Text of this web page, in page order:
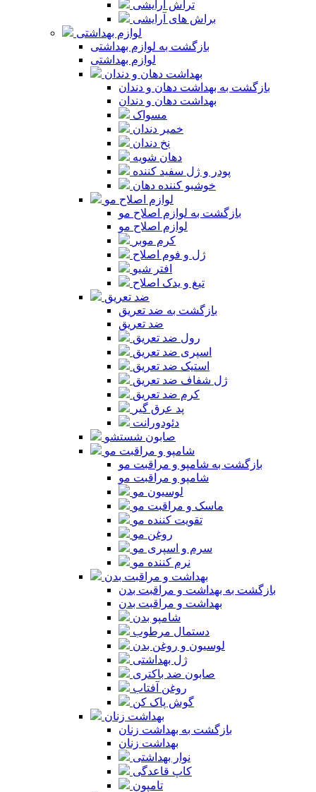
تراش آرایشی
براش های آرایشی
لوازم بهداشتی
بازگشت به لوازم بهداشتی
لوازم بهداشتی
بهداشت دهان و دندان
بازگشت به بهداشت دهان و دندان
بهداشت دهان و دندان
مسواک
خمیر دندان
نخ دندان
دهان شویه
پودر و ژل سفید کننده
خوشبو کننده دهان
لوازم اصلاح مو
بازگشت به لوازم اصلاح مو
لوازم اصلاح مو
کرم موبر
ژل و فوم اصلاح
افتر شیو
تیغ و یدک اصلاح
ضد تعریق
بازگشت به ضد تعریق
ضد تعریق
رول ضد تعریق
اسپری ضد تعریق
استیک ضد تعریق
ژل شفاف ضد تعریق
کرم ضد تعریق
پد عرق گیر
دئودورانت
صابون شستشو
شامپو و مراقبت مو
بازگشت به شامپو و مراقبت مو
شامپو و مراقبت مو
لوسیون مو
ماسک و مراقبت مو
تقویت کننده مو
روغن مو
سرم و اسپری مو
نرم کننده مو
بهداشت و مراقبت بدن
بازگشت به بهداشت و مراقبت بدن
بهداشت و مراقبت بدن
شامپو بدن
دستمال مرطوب
لوسیون و روغن بدن
ژل بهداشتی
صابون ضد باکتری
روغن آفتاب
گوش پاک کن
بهداشت زنان
بازگشت به بهداشت زنان
بهداشت زنان
نوار بهداشتی
کاپ قاعدگی
تامپون